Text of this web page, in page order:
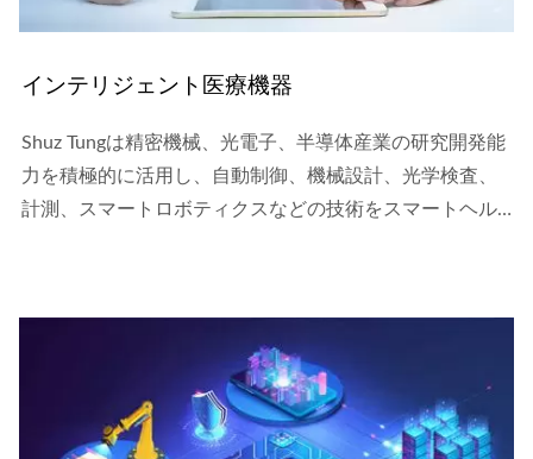
インテリジェント医療機器
Shuz Tungは精密機械、光電子、半導体産業の研究開発能
力を積極的に活用し、自動制御、機械設計、光学検査、
計測、スマートロボティクスなどの技術をスマートヘル